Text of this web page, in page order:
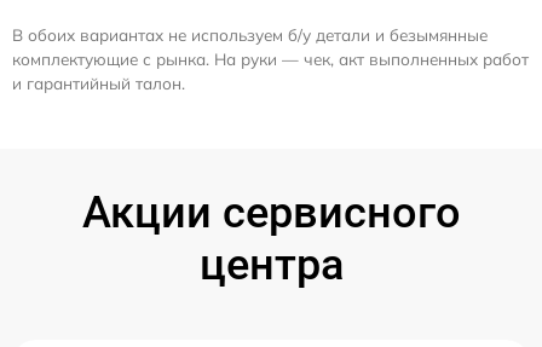
В обоих вариантах не используем б/у детали и безымянные
комплектующие с рынка. На руки — чек, акт выполненных работ
и гарантийный талон.
Акции сервисного
центра